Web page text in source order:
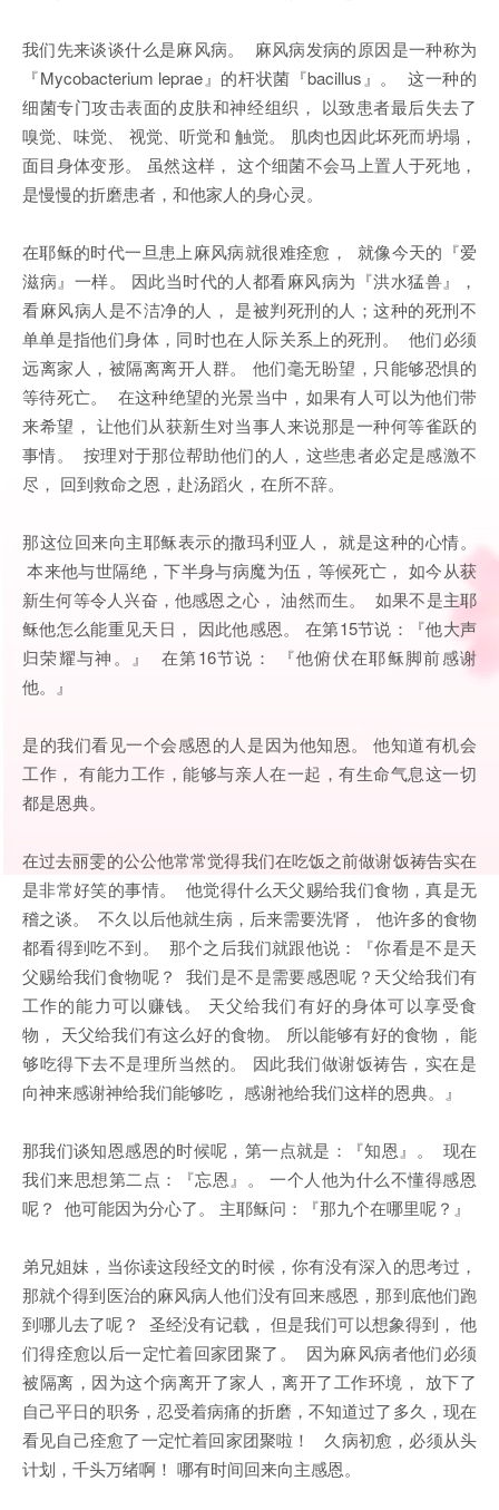
我们先来谈谈什么是麻风病。 麻风病发病的原因是一种称为
『Mycobacterium leprae』的杆状菌『bacillus』。 这一种的
细菌专门攻击表面的皮肤和神经组织， 以致患者最后失去了
嗅觉、味觉、 视觉、听觉和 触觉。 肌肉也因此坏死而坍塌，
面目身体变形。 虽然这样， 这个细菌不会马上置人于死地，
是慢慢的折磨患者，和他家人的身心灵。
在耶稣的时代一旦患上麻风病就很难痊愈， 就像今天的『爱
滋病』一样。 因此当时代的人都看麻风病为『洪水猛兽』，
看麻风病人是不洁净的人， 是被判死刑的人；这种的死刑不
单单是指他们身体，同时也在人际关系上的死刑。 他们必须
远离家人，被隔离离开人群。 他们毫无盼望，只能够恐惧的
等待死亡。 在这种绝望的光景当中，如果有人可以为他们带
来希望， 让他们从获新生对当事人来说那是一种何等雀跃的
事情。 按理对于那位帮助他们的人，这些患者必定是感激不
尽， 回到救命之恩，赴汤蹈火，在所不辞。
那这位回来向主耶稣表示的撒玛利亚人， 就是这种的心情。
本来他与世隔绝，下半身与病魔为伍，等候死亡， 如今从获
新生何等令人兴奋，他感恩之心， 油然而生。 如果不是主耶
稣他怎么能重见天日， 因此他感恩。 在第15节说：『他大声
归荣耀与神。』 在第16节说： 『他俯伏在耶稣脚前感谢
他。』
是的我们看见一个会感恩的人是因为他知恩。 他知道有机会
工作， 有能力工作，能够与亲人在一起，有生命气息这一切
都是恩典。
在过去丽雯的公公他常常觉得我们在吃饭之前做谢饭祷告实在
是非常好笑的事情。 他觉得什么天父赐给我们食物，真是无
稽之谈。 不久以后他就生病，后来需要洗肾， 他许多的食物
都看得到吃不到。 那个之后我们就跟他说：『你看是不是天
父赐给我们食物呢？ 我们是不是需要感恩呢？天父给我们有
工作的能力可以赚钱。 天父给我们有好的身体可以享受食
物， 天父给我们有这么好的食物。 所以能够有好的食物， 能
够吃得下去不是理所当然的。 因此我们做谢饭祷告，实在是
向神来感谢神给我们能够吃， 感谢祂给我们这样的恩典。』
那我们谈知恩感恩的时候呢，第一点就是：『知恩』。 现在
我们来思想第二点：『忘恩』。 一个人他为什么不懂得感恩
呢？ 他可能因为分心了。 主耶稣问：『那九个在哪里呢？』
弟兄姐妹，当你读这段经文的时候，你有没有深入的思考过，
那就个得到医治的麻风病人他们没有回来感恩，那到底他们跑
到哪儿去了呢？ 圣经没有记载， 但是我们可以想象得到， 他
们得痊愈以后一定忙着回家团聚了。 因为麻风病者他们必须
被隔离，因为这个病离开了家人，离开了工作环境， 放下了
自己平日的职务，忍受着病痛的折磨，不知道过了多久，现在
看见自己痊愈了一定忙着回家团聚啦！ 久病初愈，必须从头
计划，千头万绪啊！ 哪有时间回来向主感恩。